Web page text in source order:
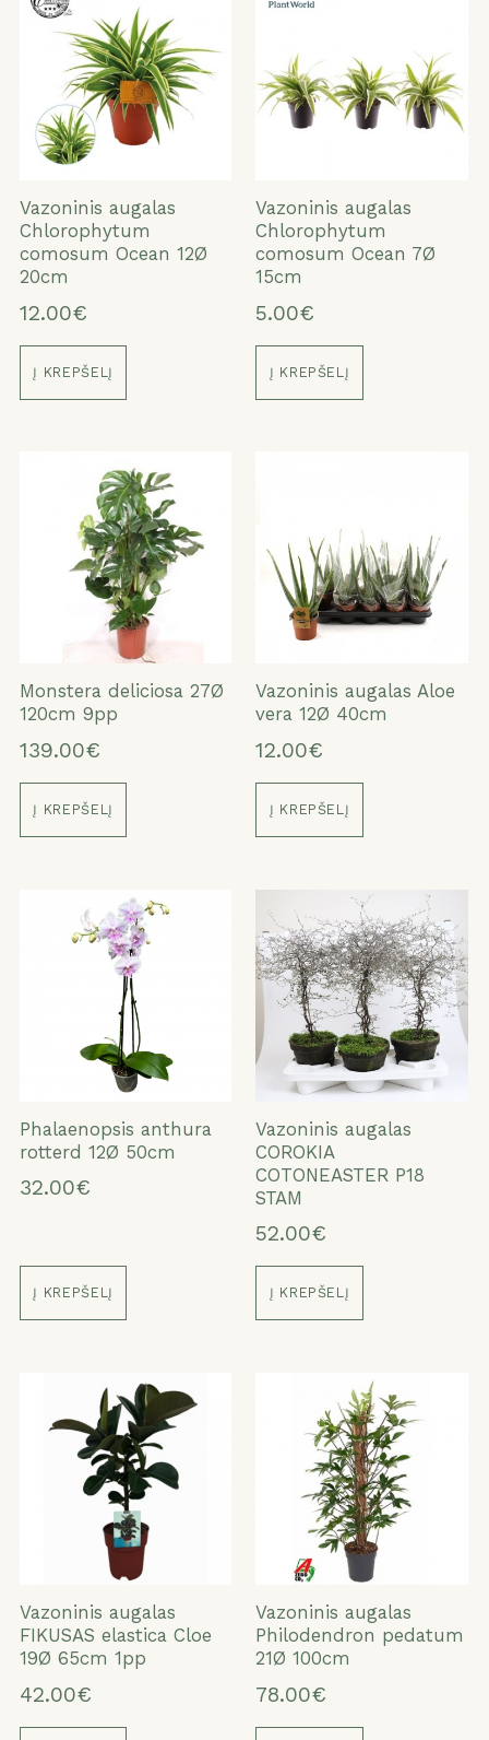
Vazoninis augalas
Chlorophytum
comosum Ocean 12Ø
20cm
12.00€
Į KREPŠELĮ
Vazoninis augalas
Chlorophytum
comosum Ocean 7Ø
15cm
5.00€
Į KREPŠELĮ
Monstera deliciosa 27Ø
120cm 9pp
139.00€
Į KREPŠELĮ
Vazoninis augalas Aloe
vera 12Ø 40cm
12.00€
Į KREPŠELĮ
Phalaenopsis anthura
rotterd 12Ø 50cm
32.00€
Į KREPŠELĮ
Vazoninis augalas
COROKIA
COTONEASTER P18
STAM
52.00€
Į KREPŠELĮ
Vazoninis augalas
FIKUSAS elastica Cloe
19Ø 65cm 1pp
42.00€
Vazoninis augalas
Philodendron pedatum
21Ø 100cm
78.00€